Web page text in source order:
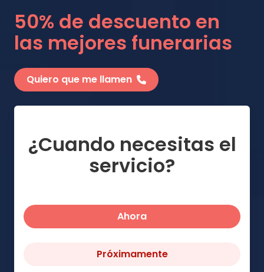
50% de descuento en
las mejores funerarias
Quiero que me llamen
¿Cuando necesitas el
servicio?
Ahora
Próximamente